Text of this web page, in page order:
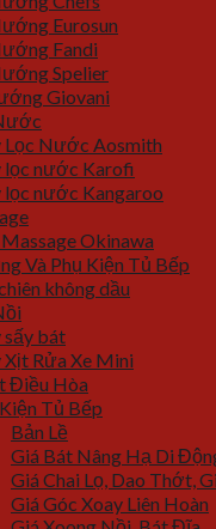
Eurosun
Fandi
Spelier
Giovani
Lọc Nước Aosmith
lọc nước Karofi
lọc nước Kangaroo
Okinawa
Và Phụ Kiện Tủ Bếp
không dầu
sấy bát
Xịt Rửa Xe Mini
Điều Hòa
Tủ Bếp
Bản Lề
Giá Bát Nâng Hạ Di
Giá Chai Lọ, Dao Thớt,
Giá Góc Xoay Liên Hoàn